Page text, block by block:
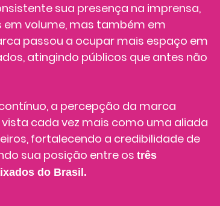
sua presença na imprensa,
volume, mas também em
passou a ocupar mais espaço em
atingindo públicos que antes não
a percepção da marca
vista cada vez mais como uma aliada
fortalecendo a credibilidade de
sua posição entre os três
do Brasil.